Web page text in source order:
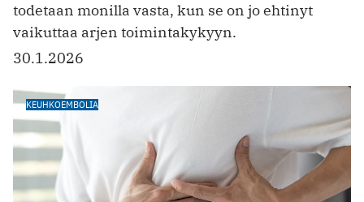
todetaan monilla vasta, kun se on jo ehtinyt
vaikuttaa arjen toimintakykyyn.
30.1.2026
KEUHKOEMBOLIA